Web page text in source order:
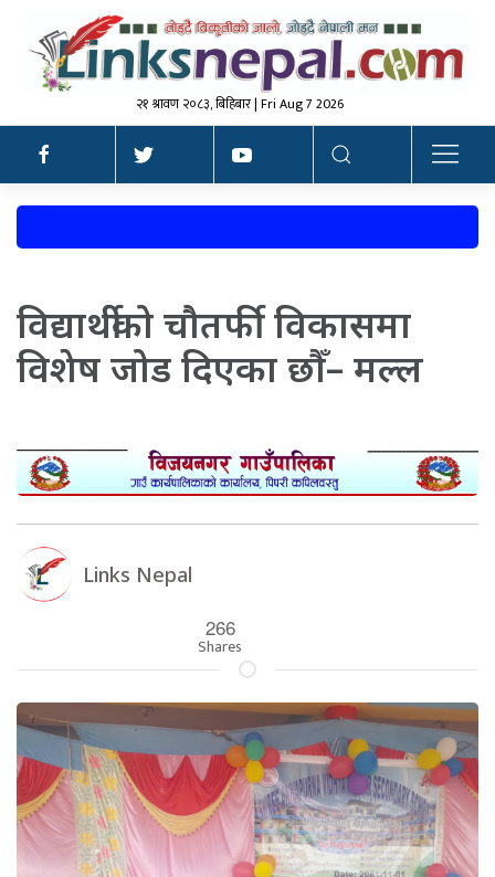
२१ श्रावण २०८३, बिहिबार | Fri Aug 7 2026
विद्यार्थीको चौतर्फी विकासमा
विशेष जोड दिएका छौँ– मल्ल
Links Nepal
266
Shares